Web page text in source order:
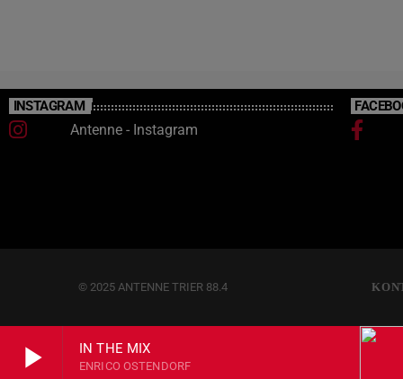
play_arrow IN THE MIX
ENRICO OSTENDORF
INSTAGRAM
Antenne - Instagram
© 2025 ANTENNE TRIER 88.4